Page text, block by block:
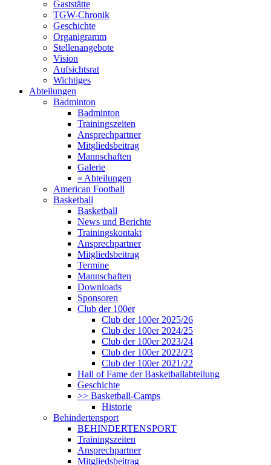
Gaststätte
TGW-Chronik
Geschichte
Organigramm
Stellenangebote
Vision
Aufsichtsrat
Wichtiges
Abteilungen
Badminton
Badminton
Trainingszeiten
Ansprechpartner
Mitgliedsbeitrag
Mannschaften
Galerie
« Abteilungen
American Football
Basketball
Basketball
News und Berichte
Trainingskontakt
Ansprechpartner
Mitgliedsbeitrag
Termine
Mannschaften
Downloads
Sponsoren
Club der 100er
Club der 100er 2025/26
Club der 100er 2024/25
Club der 100er 2023/24
Club der 100er 2022/23
Club der 100er 2021/22
Hall of Fame der Basketballabteilung
Geschichte
>> Basketball-Camps
Historie
Behindertensport
BEHINDERTENSPORT
Trainingszeiten
Ansprechpartner
Mitgliedsbeitrag